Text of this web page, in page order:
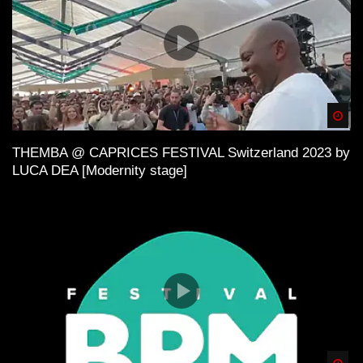
THEMBA @ CAPRICES FESTIVAL Switzerland 2023 by
LUCA DEA [Modernity stage]